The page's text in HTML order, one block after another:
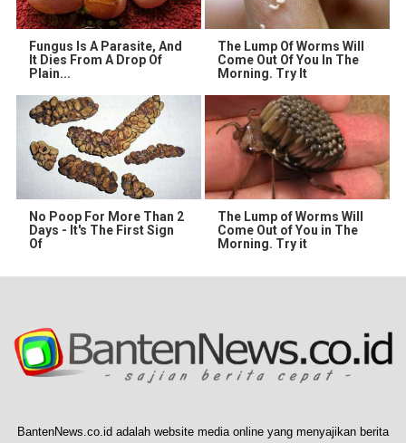
Fungus Is A Parasite, And
It Dies From A Drop Of
Plain...
The Lump Of Worms Will
Come Out Of You In The
Morning. Try It
No Poop For More Than 2
Days - It's The First Sign
Of
The Lump of Worms Will
Come Out of You in The
Morning. Try it
BantenNews.co.id adalah website media online yang menyajikan berita